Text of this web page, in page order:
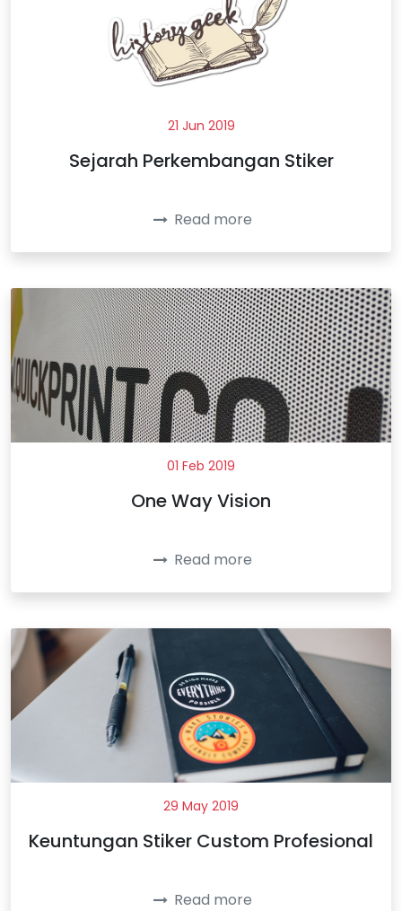
21 Jun 2019
Sejarah Perkembangan Stiker
Read more
01 Feb 2019
One Way Vision
Read more
29 May 2019
Keuntungan Stiker Custom Profesional
Read more